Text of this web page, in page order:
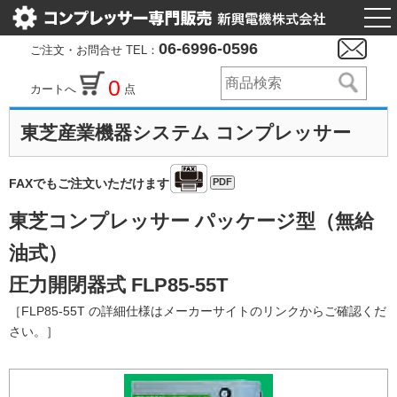
ご注文・お問合せ TEL： 06-6996-0596
カートへ 0 点
東芝産業機器システム コンプレッサー
FAXでもご注文いただけます PDF
東芝コンプレッサー パッケージ型（無給
油式）
圧力開閉器式 FLP85-55T
［FLP85-55T の詳細仕様はメーカーサイトのリンクからご確認くだ
さい。］